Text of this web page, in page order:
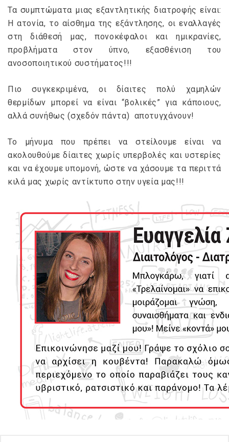
Τα συμπτώματα μιας εξαντλητικής διατροφής είναι:
Η ατονία, το αίσθημα της εξάντλησης, οι εναλλαγές
στη διάθεσή μας, πονοκέφαλοι και ημικρανίες,
προβλήματα στον ύπνο, εξασθένιση του
ανοσοποιητικού συστήματος!!!
Πιο συγκεκριμένα, οι δίαιτες πολύ χαμηλών
θερμίδων μπορεί να είναι “βολικές” για κάποιους,
αλλά συνήθως (σχεδόν πάντα) αποτυγχάνουν!
Το μήνυμα που πρέπει να στείλουμε είναι να
ακολουθούμε δίαιτες χωρίς υπερβολές και υστερίες
και να έχουμε υπομονή, ώστε να χάσουμε τα περιττά
κιλά μας χωρίς αντίκτυπο στην υγεία μας!!!